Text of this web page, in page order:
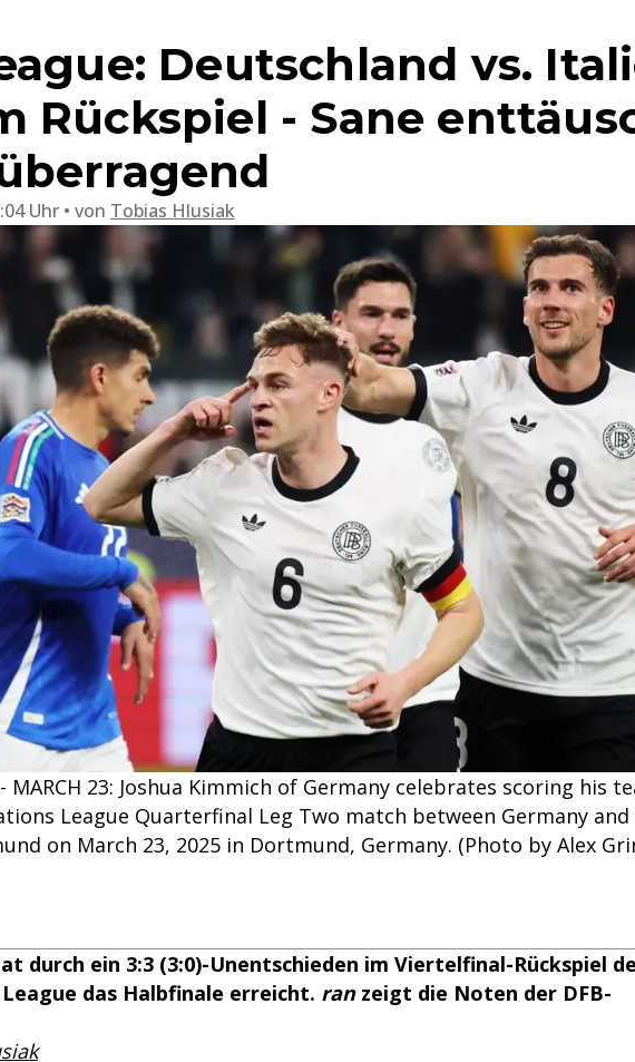
Deutschland vs.
Rückspiel - Sane
Uhr von Tobias Hlusiak
- MARCH 23: Joshua Kimmich of Germany celebrates scoring his
League Quarterfinal Leg Two match between Germany
on March 23, 2025 in Dortmund, Germany. (Photo by Alex
durch ein 3:3 (3:0)-Unentschieden im Viertelfinal-Rückspiel
das Halbfinale erreicht. ranzeigt die Noten der DFB-